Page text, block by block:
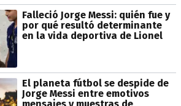
Falleció Jorge Messi: quién fue y
por qué resultó determinante
en la vida deportiva de Lionel
El planeta fútbol se despide de
Jorge Messi entre emotivos